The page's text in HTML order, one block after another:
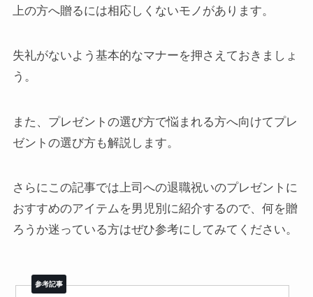
上の方へ贈るには相応しくないモノがあります。
失礼がないよう基本的なマナーを押さえておきましょ
う。
また、プレゼントの選び方で悩まれる方へ向けてプレ
ゼントの選び方も解説します。
さらにこの記事では上司への退職祝いのプレゼントに
おすすめのアイテムを男児別に紹介するので、何を贈
ろうか迷っている方はぜひ参考にしてみてください。